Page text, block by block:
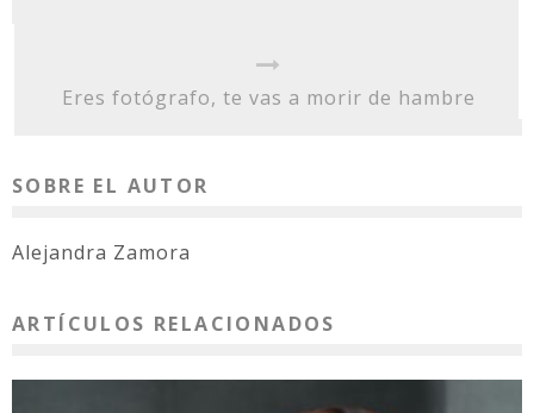
Eres fotógrafo, te vas a morir de hambre
SOBRE EL AUTOR
Alejandra Zamora
ARTÍCULOS RELACIONADOS